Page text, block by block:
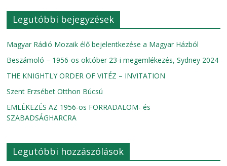
Legutóbbi bejegyzések
Magyar Rádió Mozaik élő bejelentkezése a Magyar Házból
Beszámoló – 1956-os október 23-i megemlékezés, Sydney 2024
THE KNIGHTLY ORDER OF VITÉZ – INVITATION
Szent Erzsébet Otthon Búcsú
EMLÉKEZÉS AZ 1956-os FORRADALOM- és
SZABADSÁGHARCRA
Legutóbbi hozzászólások